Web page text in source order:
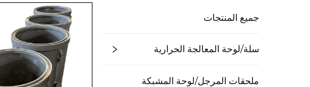
جميع المنتجات
سلة/لوحة المعالجة الحرارية
ملحقات المرجل/لوحة المشبكة